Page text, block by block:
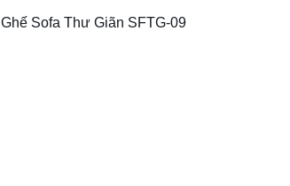
Ghế Sofa Thư Giãn SFTG-09